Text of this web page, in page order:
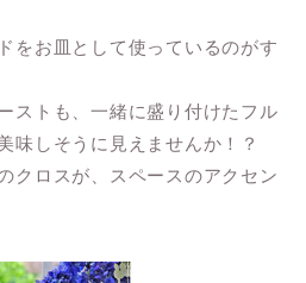
をお皿として使っているのがす
ストも、一緒に盛り付けたフル
味しそうに見えませんか！？
クロスが、スペースのアクセン